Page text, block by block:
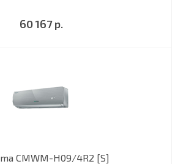
60 167 р.
CMWM-H09/4R2 [S]